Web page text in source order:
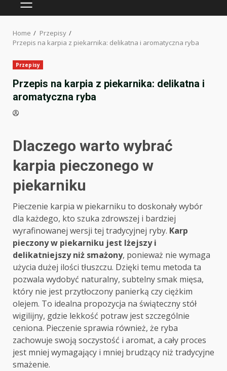
PRIMARY
Home
Przepisy
Przepis na karpia z piekarnika: delikatna i aromatyczna ryba
Przepisy
Przepis na karpia z piekarnika: delikatna i
aromatyczna ryba
Dlaczego warto wybrać
karpia pieczonego w
piekarniku
Pieczenie karpia w piekarniku to doskonały wybór
dla każdego, kto szuka zdrowszej i bardziej
wyrafinowanej wersji tej tradycyjnej ryby. Karp
pieczony w piekarniku jest lżejszy i
delikatniejszy niż smażony, ponieważ nie wymaga
użycia dużej ilości tłuszczu. Dzięki temu metoda ta
pozwala wydobyć naturalny, subtelny smak mięsa,
który nie jest przytłoczony panierką czy ciężkim
olejem. To idealna propozycja na świąteczny stół
wigilijny, gdzie lekkość potraw jest szczególnie
ceniona. Pieczenie sprawia również, że ryba
zachowuje swoją soczystość i aromat, a cały proces
jest mniej wymagający i mniej brudzący niż tradycyjne
smażenie.